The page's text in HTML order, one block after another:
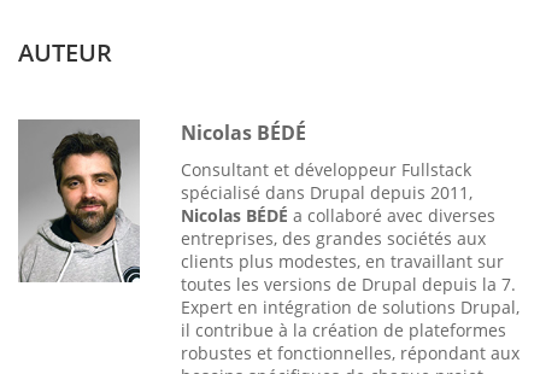
AUTEUR
Nicolas BÉDÉ
Consultant et développeur Fullstack
spécialisé dans Drupal depuis 2011,
Nicolas BÉDÉ a collaboré avec diverses
entreprises, des grandes sociétés aux
clients plus modestes, en travaillant sur
toutes les versions de Drupal depuis la 7.
Expert en intégration de solutions Drupal,
il contribue à la création de plateformes
robustes et fonctionnelles, répondant aux